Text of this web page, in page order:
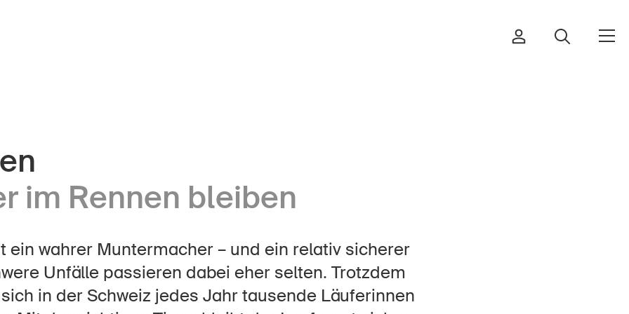
Kindheit
Schule
Medien
Sinus Plus
Kampagnen
Rechtsfragen & Gerichtsentscheide
Sicherheitsdelegierte & Gemeinden
im Rennen bleiben
ein wahrer Muntermacher – und ein relativ sicherer
Unfälle passieren dabei eher selten. Trotzdem
in der Schweiz jedes Jahr tausende Läuferinnen